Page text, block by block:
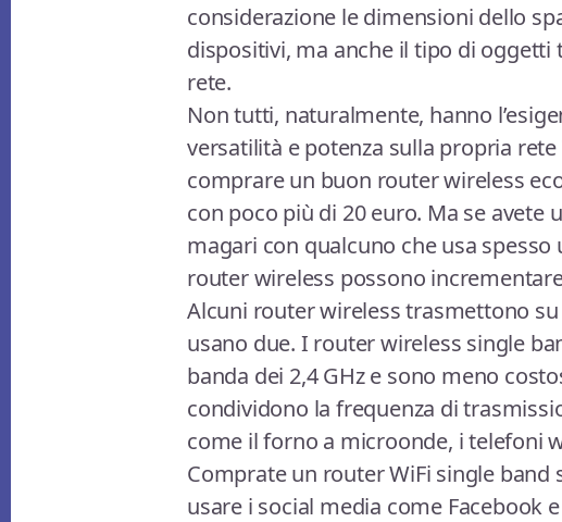
considerazione le dimensioni dello
dispositivi, ma anche il tipo di oggetti
rete.
Non tutti, naturalmente, hanno
versatilità e potenza sulla propria
comprare un buon router wireless
con poco più di 20 euro. Ma se avete
magari con qualcuno che usa
router wireless possono
Alcuni router wireless trasmettono
usano due. I router wireless single
banda dei 2,4 GHz e sono meno
condividono la frequenza di
come il forno a microonde, i telefoni
Comprate un router WiFi single band
usare i social media come Facebook